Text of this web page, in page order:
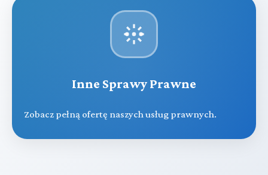
Inne Sprawy Prawne
Zobacz pełną ofertę naszych usług prawnych.